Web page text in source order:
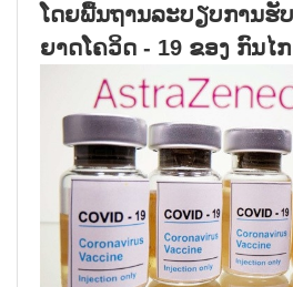
ໂດຍພື້ນຖານລະບຽບການຮັ
ຍາດໂຄວິດ - 19 ຂອງ ກົນໄກ